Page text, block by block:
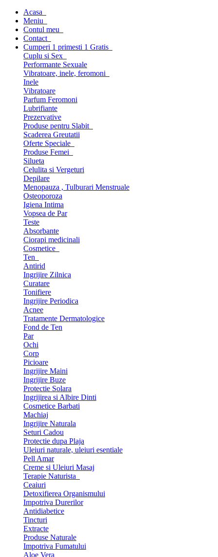
Acasa
Meniu
Contul meu
Contact
Cumperi 1 primesti 1 Gratis
Cuplu si Sex
Performante Sexuale
Vibratoare, inele, feromoni
Inele
Vibratoare
Parfum Feromoni
Lubrifiante
Prezervative
Produse pentru Slabit
Scaderea Greutatii
Oferte Speciale
Produse Femei
Silueta
Celulita si Vergeturi
Depilare
Menopauza , Tulburari Menstruale
Osteoporoza
Igiena Intima
Vopsea de Par
Teste
Absorbante
Ciorapi medicinali
Cosmetice
Ten
Antirid
Ingrijire Zilnica
Curatare
Tonifiere
Ingrijire Periodica
Acnee
Tratamente Dermatologice
Fond de Ten
Par
Ochi
Corp
Picioare
Ingrijire Maini
Ingrijire Buze
Protectie Solara
Ingrijirea si Albire Dinti
Cosmetice Barbati
Machiaj
Ingrijire Naturala
Seturi Cadou
Protectie dupa Plaja
Uleiuri naturale, uleiuri esentiale
Pell Amar
Creme si Uleiuri Masaj
Terapie Naturista
Ceaiuri
Detoxifierea Organismului
Impotriva Durerilor
Antidiabetice
Tincturi
Extracte
Produse Naturale
Impotriva Fumatului
Aloe Vera